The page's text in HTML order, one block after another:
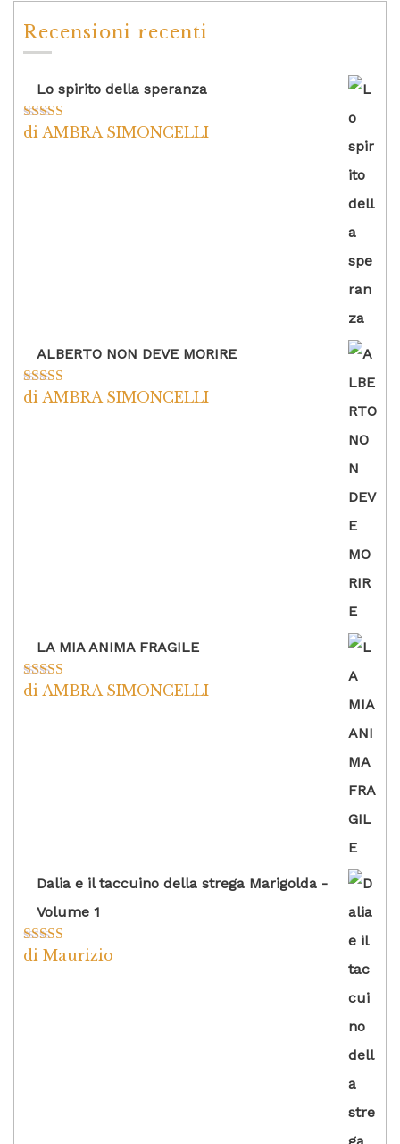
Recensioni recenti
Lo spirito della speranza
Valutato5su
di AMBRA SIMONCELLI
ALBERTO NON DEVE MORIRE
Valutato5su
di AMBRA SIMONCELLI
LA MIA ANIMA FRAGILE
Valutato5su
di AMBRA SIMONCELLI
Dalia e il taccuino della strega Marigolda -
Volume 1
Valutato4
di Maurizio